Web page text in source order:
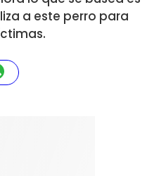
a este perro para